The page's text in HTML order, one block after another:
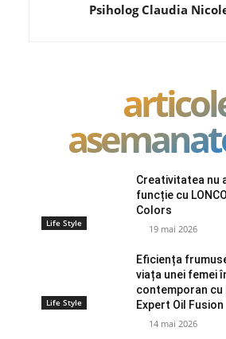
Psiholog Claudia
Life Style
Creativitatea nu
funcție cu
Colors
19 mai 2026
Life Style
Eficiența
viața unei femei
contemporan cu
Expert Oil Fusion
14 mai 2026